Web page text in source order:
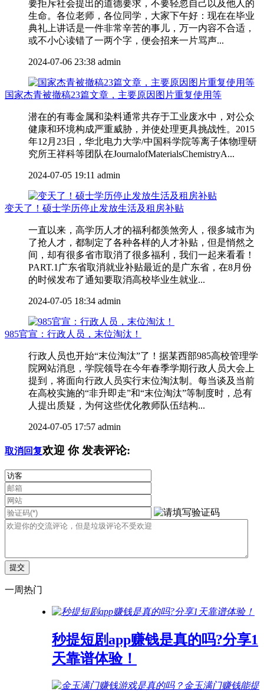
要拒斥社会提出的道德要求，不要轻忽自己以及他人的
生命。各位老师，各位同学，大家下午好：现在在毕业
典礼上讲话是一件非常辛苦的事儿，万一内容不合适，
或不小心读错了一两个字，便会招来一片骂声...
2024-07-06 23:38 admin
国家杰青被撤稿23篇文章，主要原因图片重复使用等
潜在的有毒金属和染料通常共存于工业废水中，对公众
健康和环境构成严重威胁，并使处理更具挑战性。2015
年12月23日，华北电力大学/中国科学院等离子体物理研
究所王祥科等团队在JournalofMaterialsChemistryA...
2024-07-05 19:11 admin
变天了！硕士学历停止发放生活及租房补贴
一直以来，高学历人才的福利都羡煞旁人，很多城市为
了抢人才，都制定了各种各样的人才补贴，但是悄然之
间，却有很多省市取消了很多福利，我们一起来看看！
PART.1广东省取消就业补贴最近的是广东省，在8月份
的时候发布了通知要取消高校毕业生就业...
2024-07-05 18:34 admin
985官宣：行政人员，末位淘汰！
行政人员也开始“末位淘汰”了！据某西部985高校管理学
院网站消息，学院领导在今年春季学期行政人员大会上
提到，将面向行政人员实行末位淘汰制。每当谈及当前
在高校实施的“非升即走”和“末位淘汰”等制度时，总有
人提出质疑，为何这些优化教师队伍结构...
2024-07-05 17:57 admin
取消回复欢迎 你发表评论:
一周热门
秒提短剧app赚钱是真的吗?分享1
天靠谱体验！